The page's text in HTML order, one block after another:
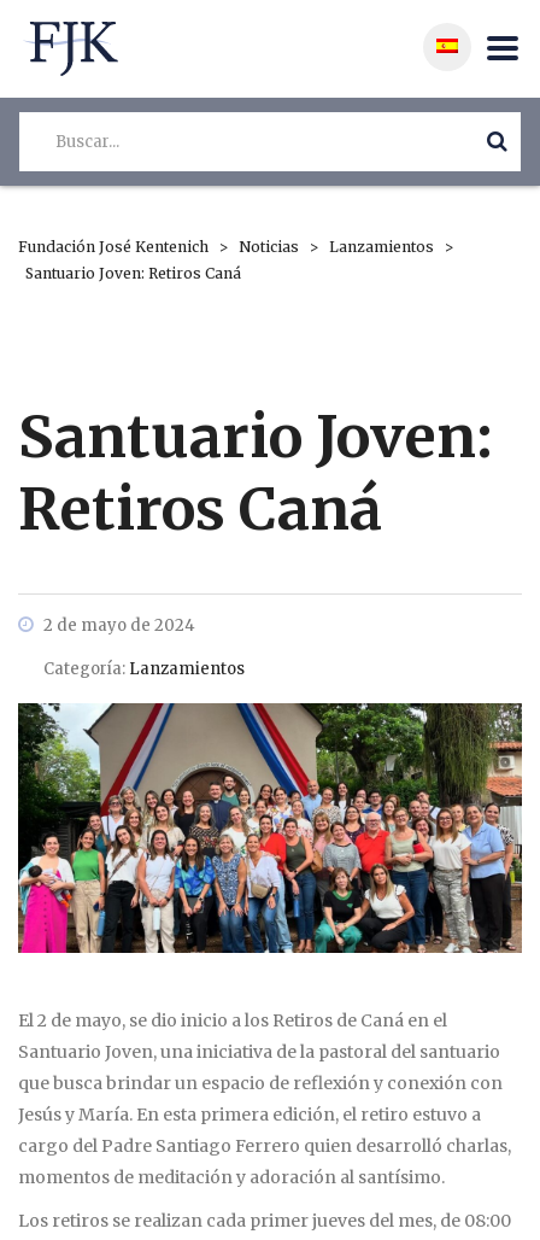
Fundación José Kentenich > Noticias > Lanzamientos
>
Santuario Joven: Retiros Caná
Santuario Joven:
Retiros Caná
2 de mayo de 2024
Categoría: Lanzamientos
El 2 de mayo, se dio inicio a los Retiros de Caná en el
Santuario Joven, una iniciativa de la pastoral del santuario
que busca brindar un espacio de reflexión y conexión con
Jesús y María. En esta primera edición, el retiro estuvo a
cargo del Padre Santiago Ferrero quien desarrolló charlas,
momentos de meditación y adoración al santísimo.
Los retiros se realizan cada primer jueves del mes, de 08:00